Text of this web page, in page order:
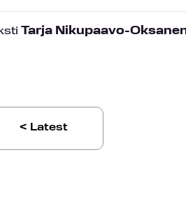
Tarja Nikupaavo-
< Latest